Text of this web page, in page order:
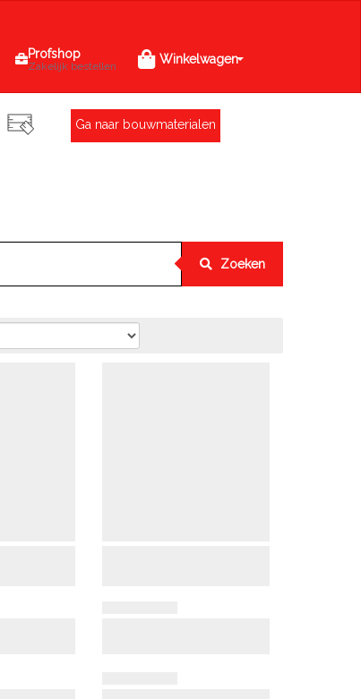
Profshop
Zakelijk bestellen Winkelwagen
Ga naar bouwmaterialen
Zoeken